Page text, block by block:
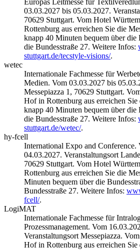
Europas Leitmesse für
03.03.2027 bis 05.03.2027.
70629 Stuttgart. Vom Hotel
Rottenburg aus erreichen Sie die
knapp 40 Minuten bequem über die
die Bundesstraße 27. Weitere Infos:
stuttgart.de/tecstyle-visions/.
wetec
Internationale Fachmesse für
Medien. Vom 03.03.2027 bis
Messepiazza 1, 70629 Stuttgart.
Hof in Rottenburg aus erreichen Sie
knapp 40 Minuten bequem über die
die Bundesstraße 27. Weitere Infos:
stuttgart.de/wetec/.
hy-fcell
International Expo and Conference.
04.03.2027. Veranstaltungsort
70629 Stuttgart. Vom Hotel
Rottenburg aus erreichen Sie die
Minuten bequem über die
Bundesstraße 27. Weitere Infos:
fcell/.
LogiMAT
Internationale Fachmesse für
Prozessmanagement. Vom
Veranstaltungsort Messepiazza.
Hof in Rottenburg aus erreichen Sie